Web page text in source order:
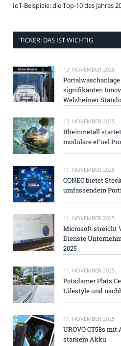
IoT-Beispiele: die Top-10 des Jahres
TICKER: DAS IST WICHTIG
12. NOVEMBER 2025
signifikanten
Welzheimer
12. NOVEMBER 2025
Rheinmetall
modulare eFuel
11. NOVEMBER 2025
CONEC bietet
umfassendem
11. NOVEMBER 2025
Microsoft streicht
Dienste
2025
11. NOVEMBER 2025
Potsdamer Platz
Lifestyle und
11. NOVEMBER 2025
UROVO CT58s mit
starkem Akku